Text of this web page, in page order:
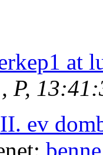
at
P,
II. ev